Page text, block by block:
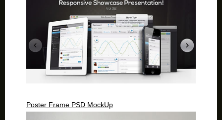
Poster Frame PSD MockUp